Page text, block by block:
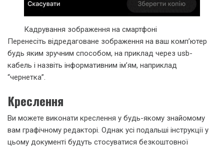
Кадрування зображення на смартфоні
Перенесіть відредаговане зображення на ваш комп’ютер
будь яким зручним способом, на приклад через usb-
кабель і назвіть інформативним ім’ям, наприклад
“чернетка”.
Креслення
Ви можете виконати креслення у будь-якому знайомому
вам графічному редакторі. Однак усі подальші інструкції у
цьому документі будуть стосуватися безкоштовної